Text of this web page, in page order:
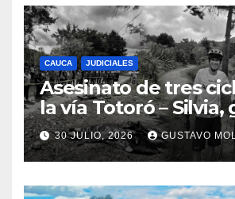
CAUCA JUDICIALES
Asesinato de tres
la vía Totoró – Silvia,
consternación en el
30 JULIO, 2026 GUSTAVO